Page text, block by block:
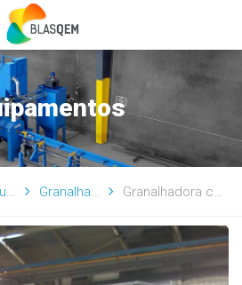
Granalhadoras (Turbinas) Granalhadora com Tapete de Malha "MC"